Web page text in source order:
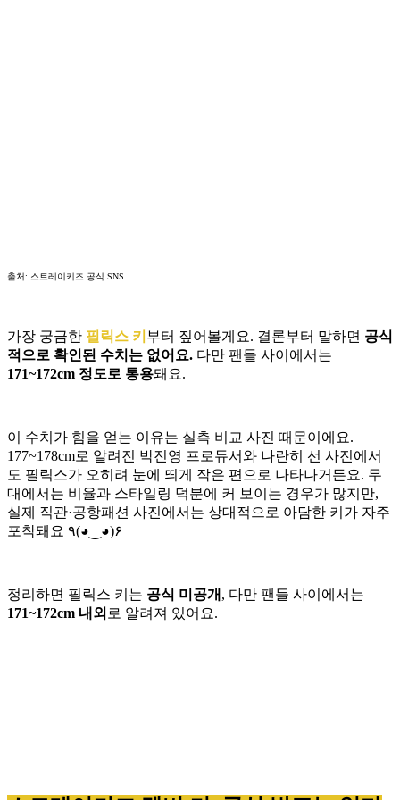
출처: 스트레이키즈 공식 SNS
가장 궁금한 필릭스 키 부터 짚어볼게요. 결론부터 말하면 공식
적으로 확인된 수치는 없어요. 다만 팬들 사이에서는
171~172cm 정도로 통용돼요.
이 수치가 힘을 얻는 이유는 실측 비교 사진 때문이에요.
177~178cm로 알려진 박진영 프로듀서와 나란히 선 사진에서
도 필릭스가 오히려 눈에 띄게 작은 편으로 나타나거든요. 무
대에서는 비율과 스타일링 덕분에 커 보이는 경우가 많지만,
실제 직관·공항패션 사진에서는 상대적으로 아담한 키가 자주
포착돼요 ٩(◕‿◕)۶
정리하면 필릭스 키는 공식 미공개 , 다만 팬들 사이에서는
171~172cm 내외 로 알려져 있어요.